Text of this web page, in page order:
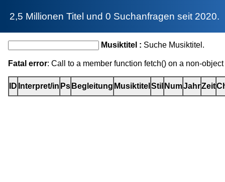
2,5 Millionen Titel und 0 Suchanfragen seit 2020.
Musiktitel : Suche Musiktitel.
Fatal error: Call to a member function fetch() on a non-
ID Interpret/in Ps Begleitung Musiktitel Stil NumJahrZeit